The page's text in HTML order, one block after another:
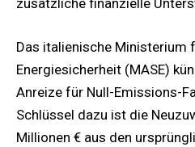
Das italienische Ministerium
Energiesicherheit (MASE)
Anreize für Null-Emissions-
Schlüssel dazu ist die
Millionen € aus den